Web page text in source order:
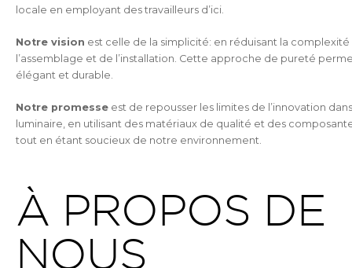
locale en employant des travailleurs d’ici.
Notre vision est celle de la simplicité: en réduisant la
l’assemblage et de l’installation. Cette approche de pureté
élégant et durable.
Notre promesse est de repousser les limites de l’innovation
luminaire, en utilisant des matériaux de qualité et des
tout en étant soucieux de notre environnement.
À PROPOS DE
NOUS